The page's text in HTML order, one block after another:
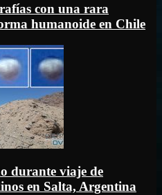
con una rara
humanoide en Chile
durante viaje de
en Salta, Argentina